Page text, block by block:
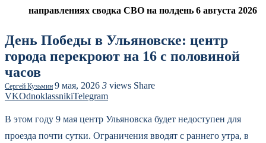
направлениях сводка СВО на полдень 6 августа 2026
День Победы в Ульяновске: центр
города перекроют на 16 с половиной
часов
Сергей Кузьмин 9 мая, 2026 3 views Share
VKOdnoklassnikiTelegram
В этом году 9 мая центр Ульяновска будет недоступен для
проезда почти сутки. Ограничения вводят с раннего утра, в